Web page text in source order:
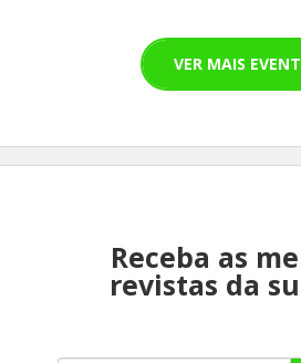
VER MAIS
Receba as
revistas da